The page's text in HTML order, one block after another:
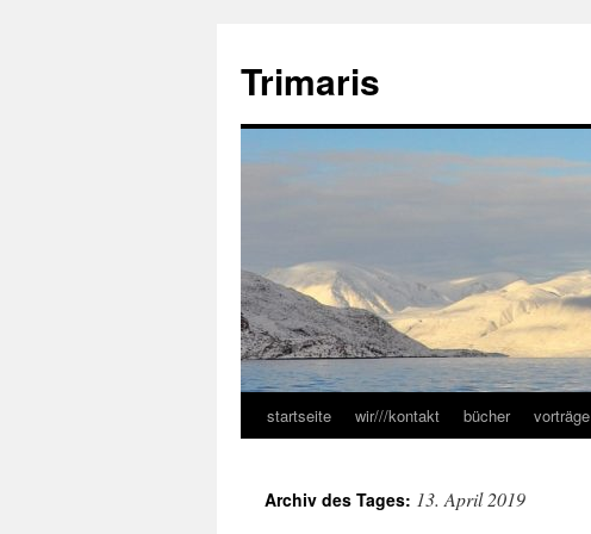
springen
Trimaris
startseite wir///kontakt bücher vorträge
Archiv des Tages: 13. April 2019